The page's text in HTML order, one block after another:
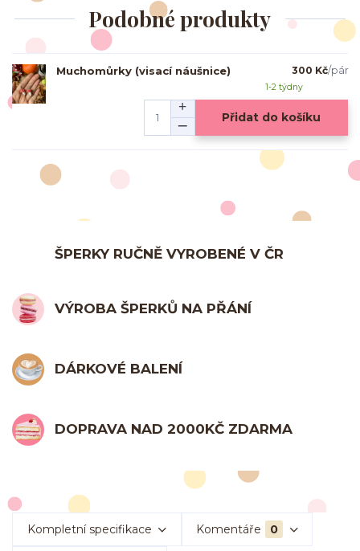
Podobné produkty
Muchomůrky (visací náušnice) 300 Kč/pár
1-2 týdny
Přidat do košíku
ŠPERKY RUČNĚ VYROBENÉ V ČR
VÝROBA ŠPERKŮ NA PŘÁNÍ
DÁRKOVÉ BALENÍ
DOPRAVA NAD 2000KČ ZDARMA
Kompletní specifikace Komentáře 0